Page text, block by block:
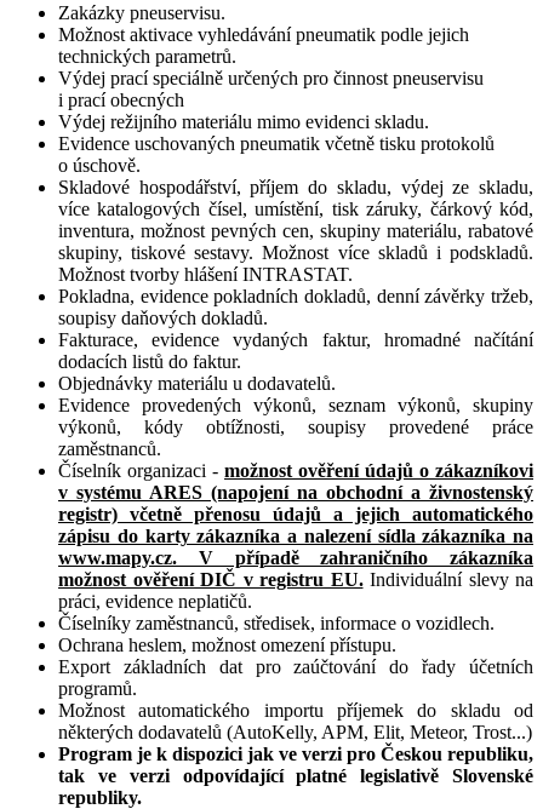
Zakázky pneuservisu.
Možnost aktivace vyhledávání pneumatik podle jejich
technických parametrů.
Výdej prací speciálně určených pro činnost pneuservisu
i prací obecných
Výdej režijního materiálu mimo evidenci skladu.
Evidence uschovaných pneumatik včetně tisku protokolů
o úschově.
Skladové hospodářství, příjem do skladu, výdej ze skladu,
více katalogových čísel, umístění, tisk záruky, čárkový kód,
inventura, možnost pevných cen, skupiny materiálu, rabatové
skupiny, tiskové sestavy. Možnost více skladů i podskladů.
Možnost tvorby hlášení INTRASTAT.
Pokladna, evidence pokladních dokladů, denní závěrky tržeb,
soupisy daňových dokladů.
Fakturace, evidence vydaných faktur, hromadné načítání
dodacích listů do faktur.
Objednávky materiálu u dodavatelů.
Evidence provedených výkonů, seznam výkonů, skupiny
výkonů, kódy obtížnosti, soupisy provedené práce
zaměstnanců.
Číselník organizaci - možnost ověření údajů o zákazníkovi
v systému ARES (napojení na obchodní a živnostenský
registr) včetně přenosu údajů a jejich automatického
zápisu do karty zákazníka a nalezení sídla zákazníka na
www.mapy.cz. V případě zahraničního zákazníka
možnost ověření DIČ v registru EU.Individuální slevy na
práci, evidence neplatičů.
Číselníky zaměstnanců, středisek, informace o vozidlech.
Ochrana heslem, možnost omezení přístupu.
Export základních dat pro zaúčtování do řady účetních
programů.
Možnost automatického importu příjemek do skladu od
některých dodavatelů (AutoKelly, APM, Elit, Meteor, Trost...)
Program je k dispozici jak ve verzi pro Českou republiku,
tak ve verzi odpovídající platné legislativě Slovenské
republiky.